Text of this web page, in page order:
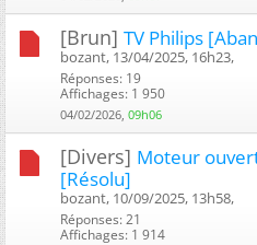
[Brun] TV Philips
bozant, 13/04/2025, 16h23, ‎
Réponses: 19
Affichages: 1 950
04/02/2026, 09h06
[Divers] Moteur
[Résolu]
bozant, 10/09/2025, 13h58, ‎
Réponses: 21
Affichages: 1 914